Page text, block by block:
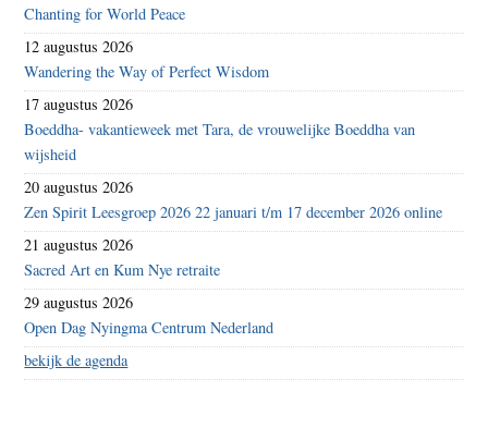
Chanting for World Peace
12 augustus 2026
Wandering the Way of Perfect Wisdom
17 augustus 2026
Boeddha- vakantieweek met Tara, de vrouwelijke Boeddha van
wijsheid
20 augustus 2026
Zen Spirit Leesgroep 2026 22 januari t/m 17 december 2026 online
21 augustus 2026
Sacred Art en Kum Nye retraite
29 augustus 2026
Open Dag Nyingma Centrum Nederland
bekijk de agenda